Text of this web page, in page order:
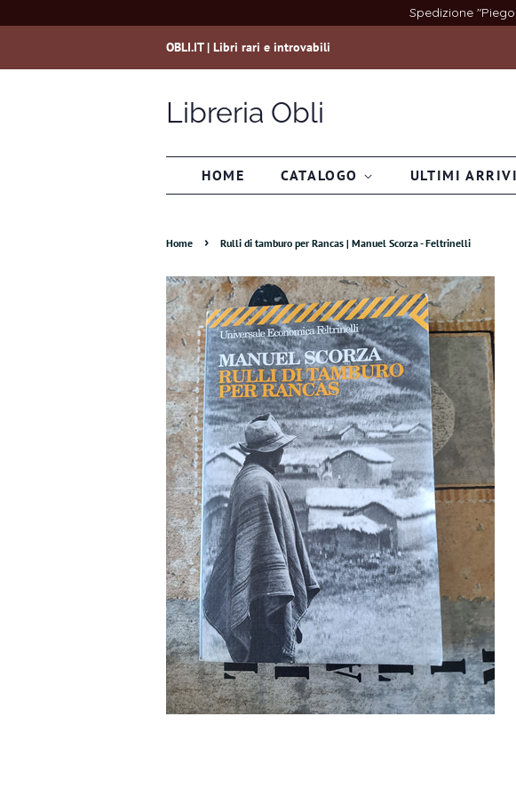
Spedizione
OBLI.IT | Libri rari e introvabili
Libreria Obli
HOME CATALOGO ULTIMI ARRIVI
Home › Rulli di tamburo per Rancas | Manuel Scorza - Feltrinelli